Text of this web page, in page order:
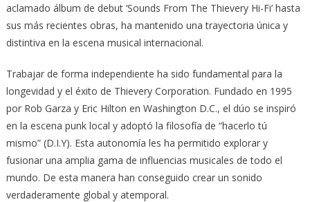
aclamado álbum de debut ‘Sounds From The Thievery Hi-Fi’ hasta
sus más recientes obras, ha mantenido una trayectoria única y
distintiva en la escena musical internacional.
Trabajar de forma independiente ha sido fundamental para la
longevidad y el éxito de Thievery Corporation. Fundado en 1995
por Rob Garza y Eric Hilton en Washington D.C., el dúo se inspiró
en la escena punk local y adoptó la filosofía de “hacerlo tú
mismo” (D.I.Y). Esta autonomía les ha permitido explorar y
fusionar una amplia gama de influencias musicales de todo el
mundo. De esta manera han conseguido crear un sonido
verdaderamente global y atemporal.